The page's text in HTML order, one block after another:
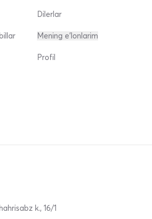
Dilerlar
Mening e'lonlarim
Profil
k., 16/1